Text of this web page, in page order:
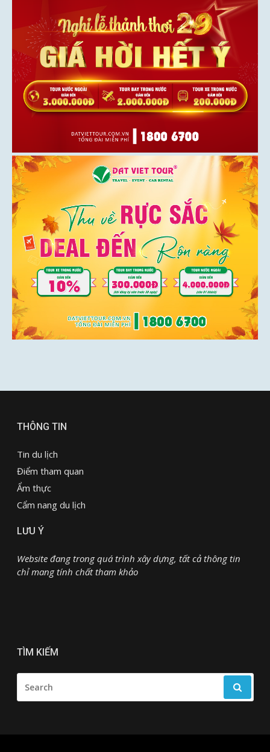
THÔNG TIN
Tin du lịch
Điểm tham quan
Ẩm thực
Cẩm nang du lịch
LƯU Ý
Website đang trong quá trình xây dựng, tất cả thông tin
chỉ mang tính chất tham khảo
TÌM KIẾM
FOR: